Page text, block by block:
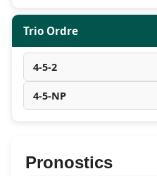
Trio Ordre
4-5-2
4-5-NP
Pronostics